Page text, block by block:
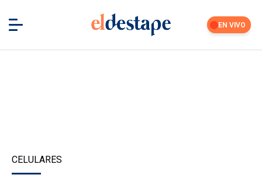
EN VIVO
CELULARES